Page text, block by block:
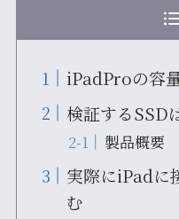
iPadProの容
検証するSSD
製品概要
実際にiPadに
む